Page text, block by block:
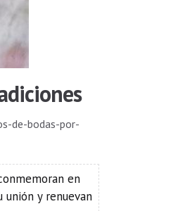
de-bodas-por-
en
unión y renuevan